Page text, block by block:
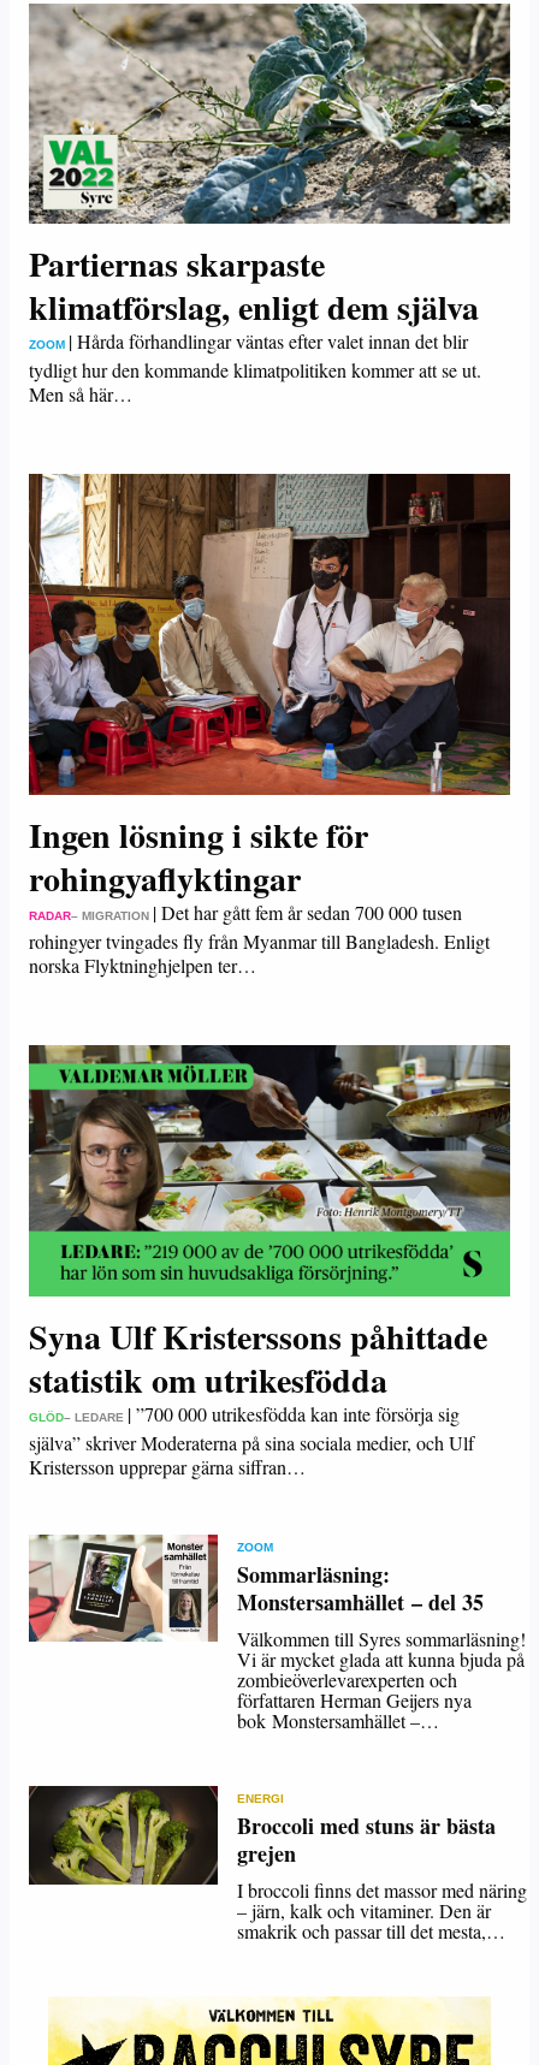
Partiernas skarpaste
klimatförslag, enligt dem själva
ZOOM |Hårda förhandlingar väntas efter valet innan det blir
tydligt hur den kommande klimatpolitiken kommer att se ut.
Men så här…
Ingen lösning i sikte för
rohingyaflyktingar
RADAR– MIGRATION |Det har gått fem år sedan 700 000 tusen
rohingyer tvingades fly från Myanmar till Bangladesh. Enligt
norska Flyktninghjelpen ter…
Syna Ulf Kristerssons påhittade
statistik om utrikesfödda
GLÖD– LEDARE |”700 000 utrikesfödda kan inte försörja sig
själva” skriver Moderaterna på sina sociala medier, och Ulf
Kristersson upprepar gärna siffran…
ZOOM
Sommarläsning:
Monstersamhället – del 35
Välkommen till Syres sommarläsning!
Vi är mycket glada att kunna bjuda på
zombieöverlevarexperten och
författaren Herman Geijers nya
bok Monstersamhället –…
ENERGI
Broccoli med stuns är bästa
grejen
I broccoli finns det massor med näring
– järn, kalk och vitaminer. Den är
smakrik och passar till det mesta,…